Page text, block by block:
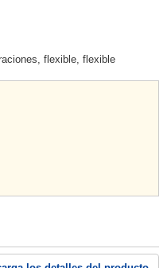
flexible, flexible